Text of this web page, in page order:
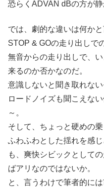
恐らくADVAN dBの方が静
では、劇的な違いは何か
STOP & GOの走り出しで
無音からの走り出しで、
来るのか否かなのだ。
意識しないと聞き取れな
ロードノイズも聞こえな
～。
そして、ちょっと硬めの
ふわふわとした揺れを感
も、爽快シビックとして
ばアリなのではないか。
と、言うわけで筆者的に